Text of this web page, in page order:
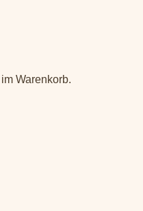
Warenkorb.